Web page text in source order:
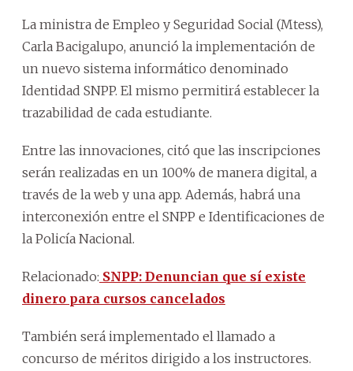
La ministra de Empleo y Seguridad Social (Mtess),
Carla Bacigalupo, anunció la implementación de
un nuevo sistema informático denominado
Identidad SNPP. El mismo permitirá establecer la
trazabilidad de cada estudiante.
Entre las innovaciones, citó que las inscripciones
serán realizadas en un 100% de manera digital, a
través de la web y una app. Además, habrá una
interconexión entre el SNPP e Identificaciones de
la Policía Nacional.
Relacionado: SNPP: Denuncian que sí existe
dinero para cursos cancelados
También será implementado el llamado a
concurso de méritos dirigido a los instructores.